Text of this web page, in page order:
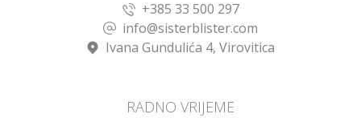
+385 33 500 297
info@sisterblister.com
Ivana Gundulića 4, Virovitica
RADNO VRIJEME